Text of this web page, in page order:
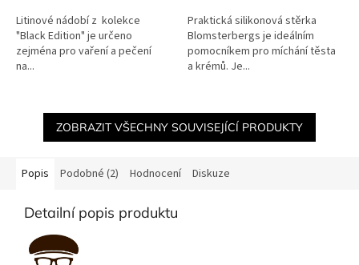
Litinové nádobí z kolekce
"Black Edition" je určeno
zejména pro vaření a pečení
na...
Praktická silikonová stěrka
Blomsterbergs je ideálním
pomocníkem pro míchání těsta
a krémů. Je...
ZOBRAZIT VŠECHNY SOUVISEJÍCÍ PRODUKTY
Popis Podobné (2) Hodnocení Diskuze
Detailní popis produktu